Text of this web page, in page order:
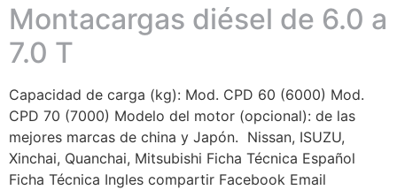
Montacargas diésel de 6.0 a
7.0 T
Capacidad de carga (kg): Mod. CPD 60 (6000) Mod.
CPD 70 (7000) Modelo del motor (opcional): de las
mejores marcas de china y Japón. Nissan, ISUZU,
Xinchai, Quanchai, Mitsubishi Ficha Técnica Español
Ficha Técnica Ingles compartir Facebook Email